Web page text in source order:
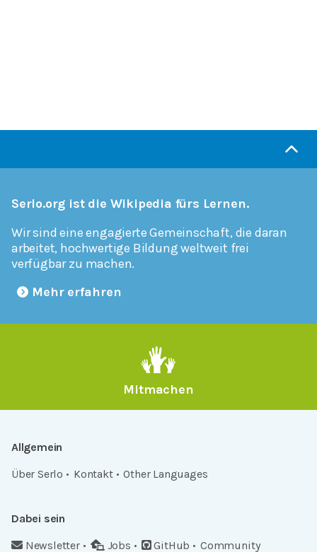
Serlo.org ist die Wikipedia fürs Lernen.
Wir sind eine engagierte Gemeinschaft, die daran
arbeitet, hochwertige Bildung weltweit frei
verfügbar zu machen.
Mehr erfahren
Mitmachen
Allgemein
Über Serlo
Kontakt Other Languages
Dabei sein
Newsletter
Jobs GitHub Community